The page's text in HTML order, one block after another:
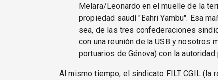
Melara/Leonardo en el muelle de la
propiedad saudí "Bahri Yambu". Esa
sea, de las tres confederaciones
con una reunión de la USB y
portuarios de Génova) con la
Al mismo tiempo, el sindicato FILT CGIL (la